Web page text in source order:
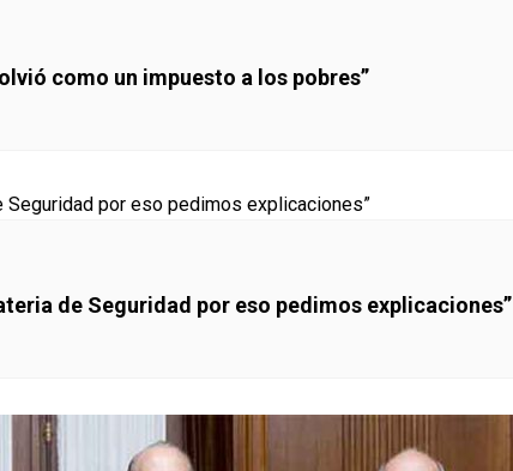
como un impuesto a los pobres”
de Seguridad por eso pedimos explicaciones”